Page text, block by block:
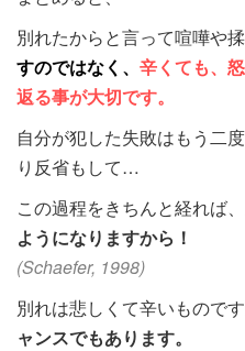
別れたからと言って喧嘩や
すのではなく、 辛くても、
返る事が大切です。
自分が犯した失敗はもう二
り反省もして…
この過程をきちんと経れば、
ようになりますから！
(Schaefer, 1998)
別れは悲しくて辛いものです
ャンスでもあります。